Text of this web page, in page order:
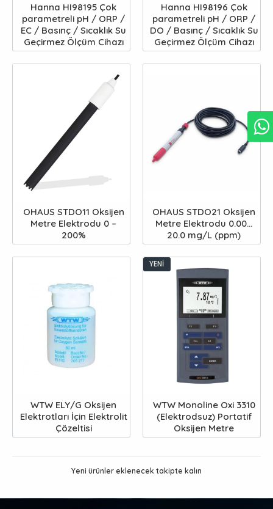
Hanna HI98195 Çok
parametreli pH / ORP /
EC / Basınç / Sıcaklık Su
Geçirmez Ölçüm Cihazı
Hanna HI98196 Çok
parametreli pH / ORP /
DO / Basınç / Sıcaklık Su
Geçirmez Ölçüm Cihazı
OHAUS STDO11 Oksijen
Metre Elektrodu 0 –
200%
OHAUS STDO21 Oksijen
Metre Elektrodu 0.00...
20.0 mg/L (ppm)
WTW ELY/G Oksijen
Elektrotları İçin Elektrolit
Çözeltisi
YENI
WTW Monoline Oxi 3310
(Elektrodsuz) Portatif
Oksijen Metre
Yeni ürünler eklenecek takipte kalın